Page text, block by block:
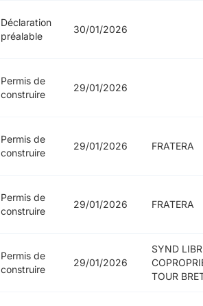
Déclaration
préalable
30/01/2026
Permis de
construire
29/01/2026
Permis de
construire
29/01/2026 FRATERA
Permis de
construire
29/01/2026 FRATERA
Permis de
construire
29/01/2026
SYND
TOUR